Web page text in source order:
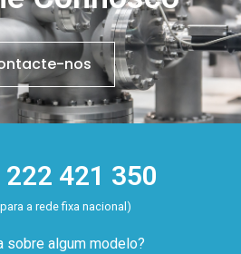
nos
421 350
a rede fixa nacional)
sobre algum modelo?